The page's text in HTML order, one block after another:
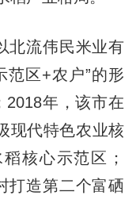
流伟民米业有
范区+农户”的形
年，该市在
现代特色农业核
核心示范区；
打造第二个富硒